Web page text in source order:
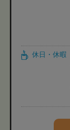
休日・休暇